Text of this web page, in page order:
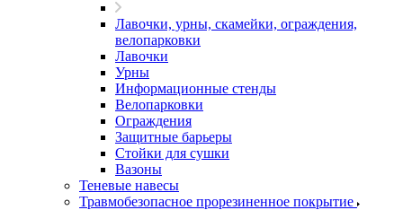
Лавочки, урны, скамейки, ограждения,
велопарковки
Лавочки
Урны
Информационные стенды
Велопарковки
Ограждения
Защитные барьеры
Стойки для сушки
Вазоны
Теневые навесы
Травмобезопасное прорезиненное покрытие